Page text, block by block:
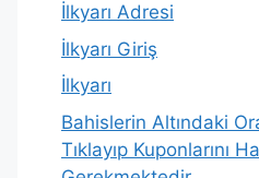
İlkyarı Adresi
İlkyarı Giriş
İlkyarı
Bahislerin Altındaki
Tıklayıp Kuponlarını